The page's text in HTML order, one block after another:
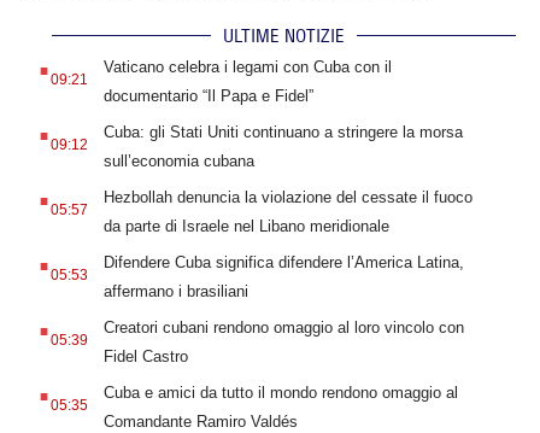
ULTIME NOTIZIE
.09:21
Vaticano celebra i legami con Cuba con il
documentario “Il Papa e Fidel”
.09:12
Cuba: gli Stati Uniti continuano a stringere la morsa
sull’economia cubana
.05:57
Hezbollah denuncia la violazione del cessate il fuoco
da parte di Israele nel Libano meridionale
.05:53
Difendere Cuba significa difendere l’America Latina,
affermano i brasiliani
.05:39
Creatori cubani rendono omaggio al loro vincolo con
Fidel Castro
.05:35
Cuba e amici da tutto il mondo rendono omaggio al
Comandante Ramiro Valdés